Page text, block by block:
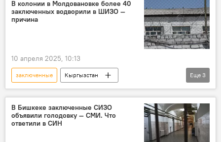
В колонии в Молдовановке более 40
заключенных водворили в ШИЗО —
причина
10 апреля 2025, 10:13
заключенные
Кыргызстан
Молдовановка
колония
изолятор
Национальный центр по предупреждению пыток
Еще 3
В Бишкеке заключенные СИЗО
объявили голодовку — СМИ. Что
ответили в СИН